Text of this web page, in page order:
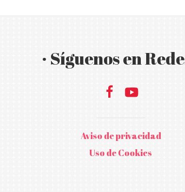
· Síguenos en
Aviso de privacidad
Uso de Cookies